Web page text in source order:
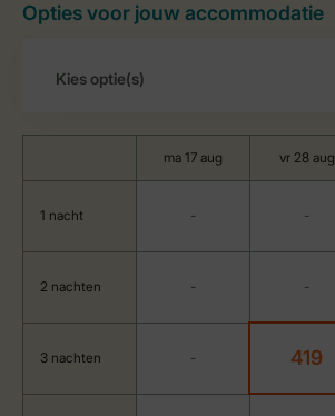
Opties voor jouw accommodatie
ma 17 aug vr 28 aug
1 nacht - -
2 nachten - -
3 nachten - 419